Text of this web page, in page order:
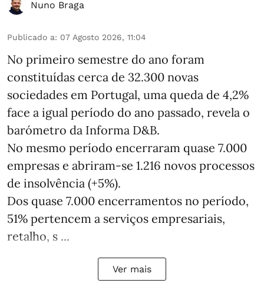
Nuno Braga
Publicado a: 07 Agosto 2026, 11:04
No primeiro semestre do ano foram
constituídas cerca de 32.300 novas
sociedades em Portugal, uma queda de 4,2%
face a igual período do ano passado, revela o
barómetro da Informa D&B.
No mesmo período encerraram quase 7.000
empresas e abriram‑se 1.216 novos processos
de insolvência (+5%).
Dos quase 7.000 encerramentos no período,
51% pertencem a serviços empresariais,
retalho, s ...
Ver mais